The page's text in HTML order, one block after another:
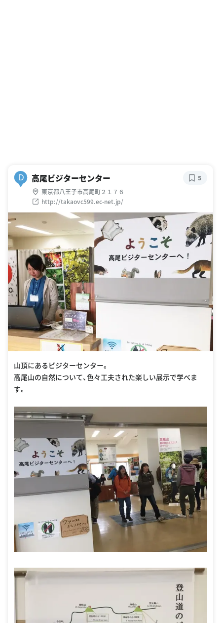
D 高尾ビジターセンター
東京都八王子市高尾町２１７６
http://takaovc599.ec-net.jp/
5
山頂にあるビジターセンター。
高尾山の自然について、色々工夫された楽しい展示で学べま
す。